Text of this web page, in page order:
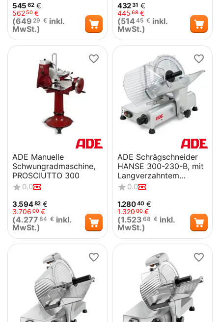
545 62 €
56250 €
(649 29 € inkl.
MwSt.)
43231 €
44568 €
(514 45 € inkl.
MwSt.)
ADE Manuelle
Schwungradmaschine,
PROSCIUTTO 300
0.0
3.59482 €
3.70600 €
(4.277 84 € inkl.
MwSt.)
ADE Schrägschneider
HANSE 300-230-B, mit
Langverzahntem
Messer
0.0
1.28040 €
1.32000 €
(1.523 68 € inkl.
MwSt.)